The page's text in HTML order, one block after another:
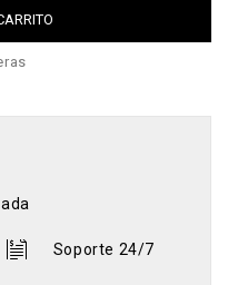
Soporte 24/7